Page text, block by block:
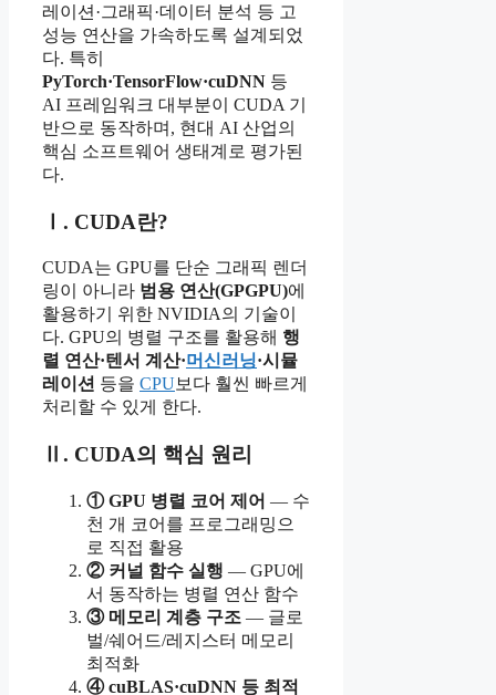
레이션·그래픽·데이터 분석 등 고
성능 연산을 가속하도록 설계되었
다. 특히
PyTorch·TensorFlow·cuDNN 등
AI 프레임워크 대부분이 CUDA 기
반으로 동작하며, 현대 AI 산업의
핵심 소프트웨어 생태계로 평가된
다.
Ⅰ. CUDA란?
CUDA는 GPU를 단순 그래픽 렌더
링이 아니라 범용 연산(GPGPU)에
활용하기 위한 NVIDIA의 기술이
다. GPU의 병렬 구조를 활용해 행
렬 연산·텐서 계산·머신러닝·시뮬
레이션 등을 CPU 보다 훨씬 빠르게
처리할 수 있게 한다.
Ⅱ. CUDA의 핵심 원리
① GPU 병렬 코어 제어 — 수
천 개 코어를 프로그래밍으
로 직접 활용
② 커널 함수 실행 — GPU에
서 동작하는 병렬 연산 함수
③ 메모리 계층 구조 — 글로
벌/쉐어드/레지스터 메모리
최적화
④ cuBLAS·cuDNN 등 최적